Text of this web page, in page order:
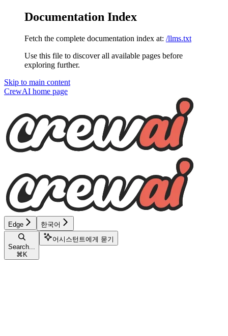
Documentation Index
Fetch the complete documentation index at: /llms.txt
Use this file to discover all available pages before
exploring further.
Skip to main content
CrewAI home page
Edge 한국어
Search...
⌘ K
어시스턴트에게 묻기